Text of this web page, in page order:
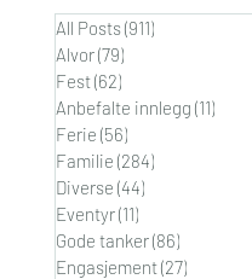
All Posts(911)
Alvor(79)
Fest(62)
Anbefalte innlegg (11)
Ferie (56)
Familie (284)
Diverse (44)
Eventyr(11)
Gode tanker(86)
Engasjement(27)